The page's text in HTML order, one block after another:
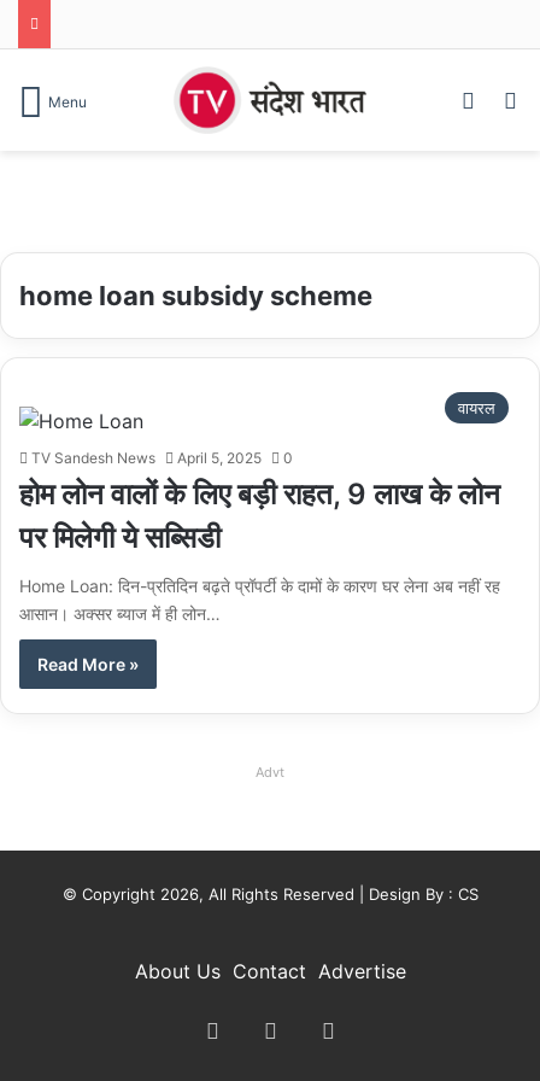
Menu Log In
home loan subsidy scheme
वायरल
TV Sandesh News April 5, 2025 0
होम लोन वालों के लिए बड़ी राहत, 9 लाख के लोन
पर मिलेगी ये सब्सिडी
Home Loan: दिन-प्रतिदिन बढ़ते प्रॉपर्टी के दामों के कारण घर लेना अब नहीं रह
आसान। अक्सर ब्याज में ही लोन…
Read More »
Advt
© Copyright 2026, All Rights Reserved | Design By : CS
About Us Contact Advertise
YouTube